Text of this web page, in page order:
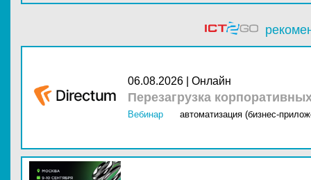
06.08.2026 | Онлайн
Перезагрузка
Вебинар автоматизация (бизнес-